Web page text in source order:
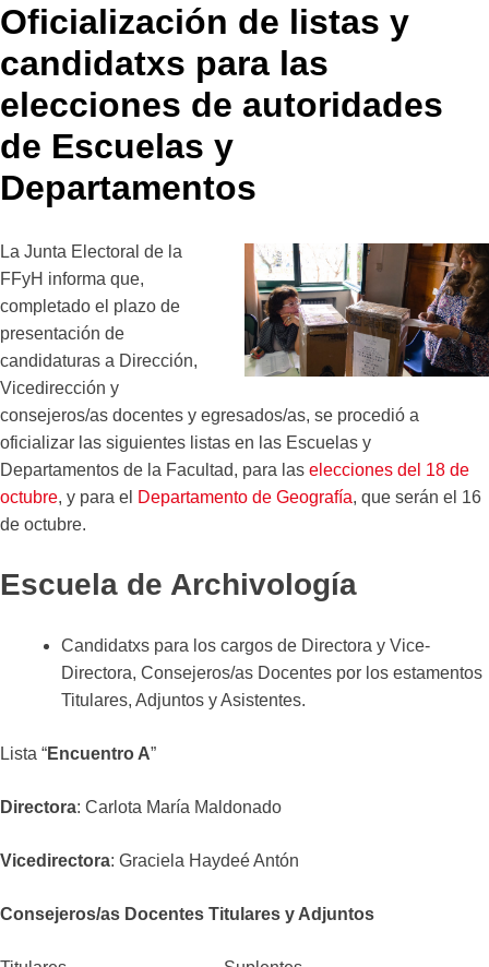
Oficialización de listas y
candidatxs para las
elecciones de autoridades
de Escuelas y
Departamentos
La Junta Electoral de la
FFyH informa que,
completado el plazo de
presentación de
candidaturas a Dirección,
Vicedirección y
consejeros/as docentes y egresados/as, se procedió a
oficializar las siguientes listas en las Escuelas y
Departamentos de la Facultad, para las elecciones del 18 de
octubre, y para el Departamento de Geografía, que serán el 16
de octubre.
Escuela de Archivología
Candidatxs para los cargos de Directora y Vice-
Directora, Consejeros/as Docentes por los estamentos
Titulares, Adjuntos y Asistentes.
Lista “Encuentro A”
Directora: Carlota María Maldonado
Vicedirectora: Graciela Haydeé Antón
Consejeros/as Docentes Titulares y Adjuntos